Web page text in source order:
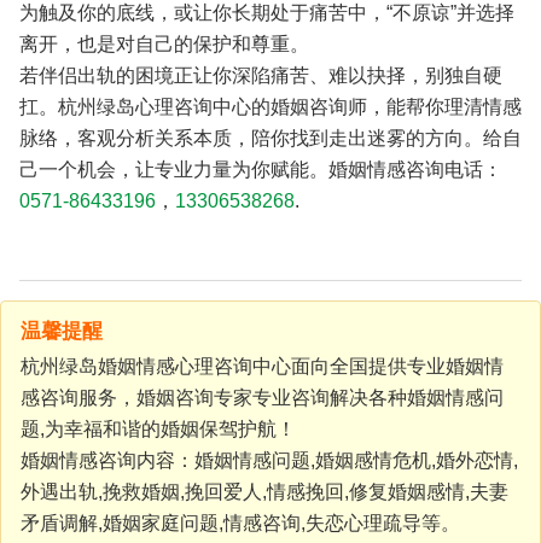
为触及你的底线，或让你长期处于痛苦中，“不原谅”并选择
离开，也是对自己的保护和尊重。
若伴侣出轨的困境正让你深陷痛苦、难以抉择，别独自硬
扛。杭州绿岛心理咨询中心的婚姻咨询师，能帮你理清情感
脉络，客观分析关系本质，陪你找到走出迷雾的方向。给自
己一个机会，让专业力量为你赋能。婚姻情感咨询电话：
0571-86433196， 13306538268.
温馨提醒
杭州绿岛婚姻情感心理咨询中心面向全国提供专业婚姻情
感咨询服务，婚姻咨询专家专业咨询解决各种婚姻情感问
题,为幸福和谐的婚姻保驾护航！
婚姻情感咨询内容：婚姻情感问题,婚姻感情危机,婚外恋情,
外遇出轨,挽救婚姻,挽回爱人,情感挽回,修复婚姻感情,夫妻
矛盾调解,婚姻家庭问题,情感咨询,失恋心理疏导等。